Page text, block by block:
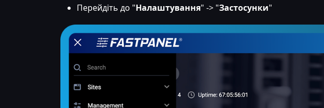
Перейдіть до "Налаштування" -> "Застосунки"